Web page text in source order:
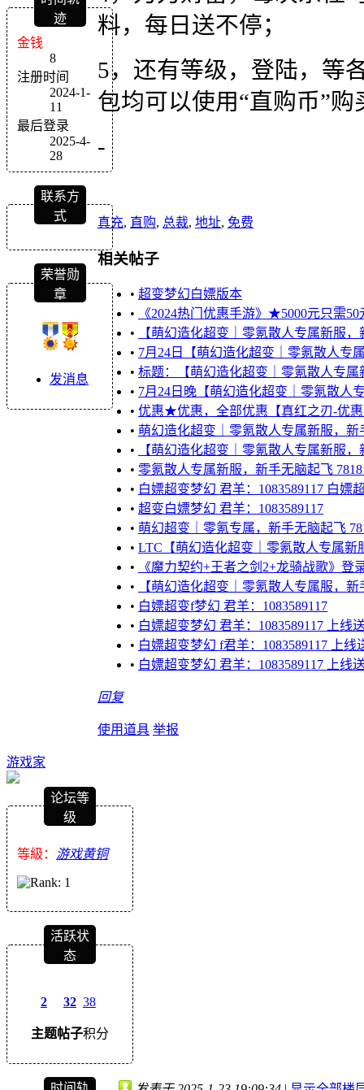
迹
金钱
8
注册时间
2024-1-
11
最后登录
2025-4-
28
联系方
式
荣誉勋
章
发消息
料，每日送不停；
5，还有等级，登陆，等
包均可以使用“直购币”购
-
真充, 直购, 总裁, 地址, 免费
相关帖子
• 超变梦幻白嫖版本
•
《2024热门优惠手游》★5000元只
•
【萌幻造化超变｜零氪散人专属新服，
• 7月24日【萌幻造化超变｜零氪散人专
• 标题：【萌幻造化超变｜零氪散人专属
• 7月24日晚【萌幻造化超变｜零氪散人
• 优惠★优惠，全部优惠【真红之刃-优
• 萌幻造化超变｜零氪散人专属新服，新
•
【萌幻造化超变｜零氪散人专属新服
• 零氪散人专属新服，新手无脑起飞
• 白嫖超变梦幻 君羊：1083589117 白嫖
• 超变白嫖梦幻 君羊：1083589117
• 萌幻超变｜零氪专属，新手无脑起飞
• LTC【萌幻造化超变｜零氪散人专属新
•
《魔力契约+王者之剑2+龙骑战歌》
•
【萌幻造化超变｜零氪散人专属服，新
• 白嫖超变f梦幻 君羊：1083589117
• 白嫖超变梦幻 君羊：1083589117 上线
• 白嫖超变梦幻 f君羊：1083589117 上线
• 白嫖超变梦幻 君羊：1083589117 上线
回复
使用道具 举报
游戏家
论坛等
级
等級： 游戏黄铜
活跃状
态
2
主题
32
帖子
38
积分